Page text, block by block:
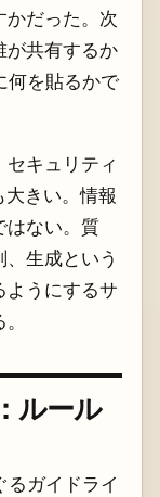
かだった。次
が共有するか
何を貼るかで
キュリティ
きい。情報
はない。質
生成という
ようにするサ
ルール
ガイドライ